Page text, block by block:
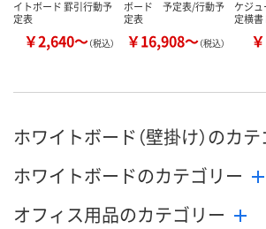
イトボード 罫引行動予
定表
￥2,640～（税込）
ボード 予定表/行動予
定表
￥16,908～（税込）
ケジ
定横
ホワイトボード（壁掛け）のカ
ホワイトボードのカテゴリー
オフィス用品のカテゴリー